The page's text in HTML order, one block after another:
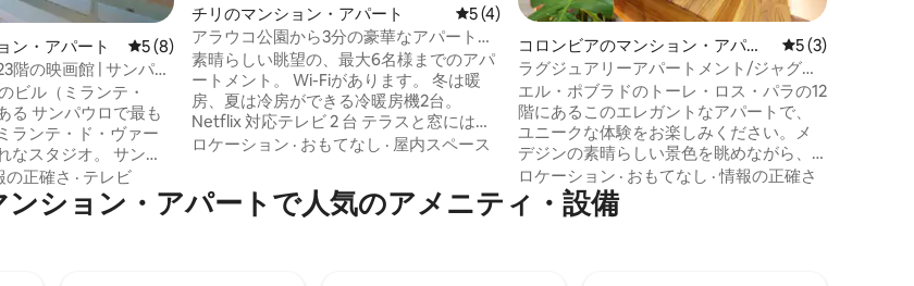
の平均評価
ン・アパート レビュー8件、5つ星中5つ星の平均評価
5 (8)
階の映画館 | サンパウ
ビル（ミランテ・
る サンパウロで最も
ランテ・ド・ヴァー
タジオ。 サン
同じビルです。 有
アコン完
応の85インチスマー
の正確さ · テレビ
チリのマンション・アパート レビュー4件、5つ星中5つ星の平均評価
5 (4)
アラウコ公園から3分の豪華なアパートメ
ント：駐車場+プール+ジム
素晴らしい眺望の、最大6名様までのアパ
ートメント。 Wi-Fiがあります。 冬は暖
房、夏は冷房ができる冷暖房機2台。
Netflix 対応テレビ 2 台 テラスと窓には安
全メッシュ。 駐車場。 フルバスルーム2
のマットレスが追加で用意されていま
ロケーション · おもてなし · 屋内スペース
コロンビアのマンション・アパー
ト
レビュー3件、5
5 (3)
ラグジュアリーアパートメント/ジャグジ
ー/エアコン/プロヴァンスまで5分/セキュ
リティ
エル・ポブラドのトーレ・ロス・パラの12
階にあるこのエレガントなアパートで、
ユニークな体験をお楽しみください。メ
デジンの素晴らしい景色を眺めながら、
プライベートジャグジーでリラックスし
てください。El Tesoroショッピングセン
ターからわずか数歩、Provenzaからわず
ロケーション · おもてなし ·情報の正確さ
ション・アパートで人気のアメニティ・設備